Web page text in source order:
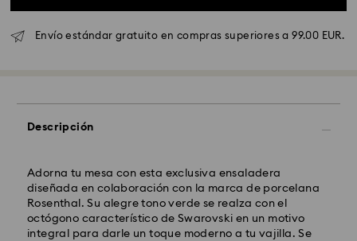
Envío estándar gratuito en compras superiores a 99.00 EUR.
Descripción
Adorna tu mesa con esta exclusiva ensaladera
diseñada en colaboración con la marca de porcelana
Rosenthal. Su alegre tono verde se realza con el
octógono característico de Swarovski en un motivo
integral para darle un toque moderno a tu vajilla. Se
del procesamiento y envío. (5-6 días a las Islas
Los pedidos realizados de lunes a viernes antes de las
14:30h CET serán procesados y enviados el mismo día
laboral.
Tiempo de envío exprés: 1-2 días laborables después